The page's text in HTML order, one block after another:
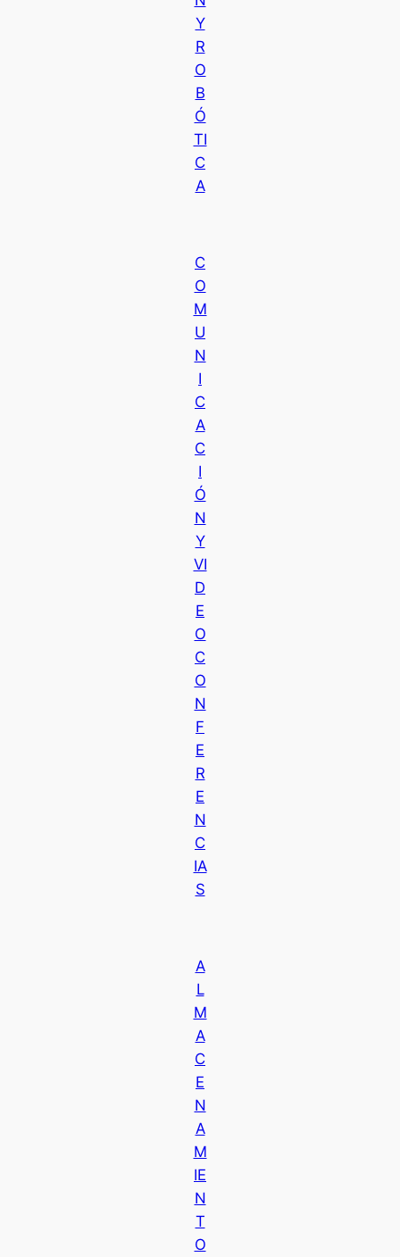
Y
R
O
B
Ó
TI
C
A
C
O
M
U
N
I
C
A
C
I
Ó
N
Y
VI
D
E
O
C
O
N
F
E
R
E
N
C
IA
S
A
L
M
A
C
E
N
A
M
IE
N
T
O